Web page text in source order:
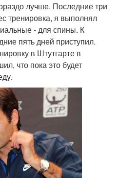
лучше. Последние три
тренировка, я выполнял
- для спины. К
пять дней приступил.
в Штутгарте в
что пока это будет